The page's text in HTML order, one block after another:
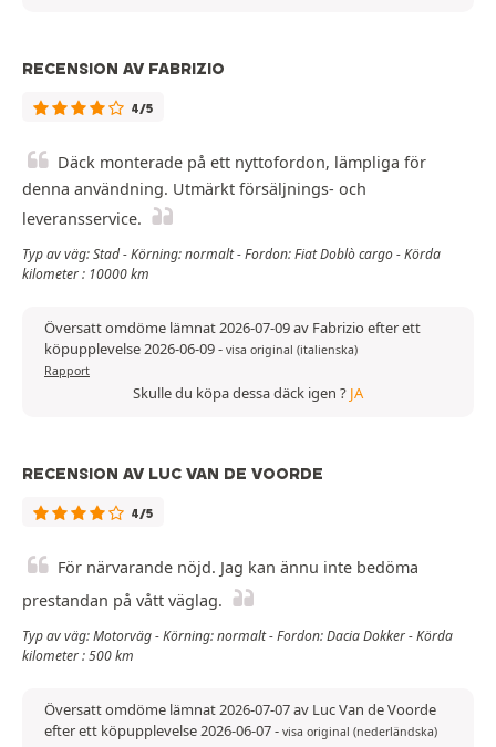
RECENSION AV FABRIZIO
4/5
Däck monterade på ett nyttofordon, lämpliga för
denna användning. Utmärkt försäljnings- och
leveransservice.
Typ av väg: Stad - Körning: normalt - Fordon: Fiat Doblò cargo - Körda
kilometer : 10000 km
Översatt omdöme lämnat 2026-07-09 av Fabrizio efter ett
köpupplevelse 2026-06-09- visa original (italienska)
Rapport
Skulle du köpa dessa däck igen ? JA
RECENSION AV LUC VAN DE VOORDE
4/5
För närvarande nöjd. Jag kan ännu inte bedöma
prestandan på vått väglag.
Typ av väg: Motorväg - Körning: normalt - Fordon: Dacia Dokker - Körda
kilometer : 500 km
Översatt omdöme lämnat 2026-07-07 av Luc Van de Voorde
efter ett köpupplevelse 2026-06-07- visa original (nederländska)